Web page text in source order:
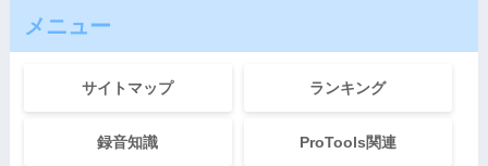
メニュー
サイトマップ ランキング
録音知識 ProTools関連